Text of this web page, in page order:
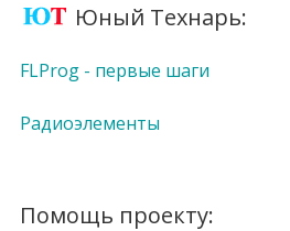
Юный Технарь:
FLProg - первые шаги
Радиоэлементы
Помощь проекту: